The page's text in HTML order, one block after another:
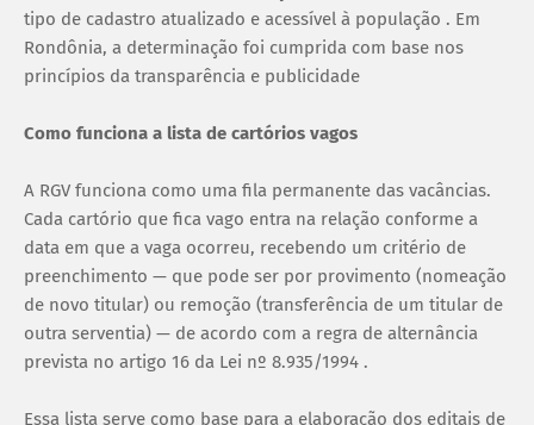
tipo de cadastro atualizado e acessível à população . Em
Rondônia, a determinação foi cumprida com base nos
princípios da transparência e publicidade
Como funciona a lista de cartórios vagos
A RGV funciona como uma fila permanente das vacâncias.
Cada cartório que fica vago entra na relação conforme a
data em que a vaga ocorreu, recebendo um critério de
preenchimento — que pode ser por provimento (nomeação
de novo titular) ou remoção (transferência de um titular de
outra serventia) — de acordo com a regra de alternância
prevista no artigo 16 da Lei nº 8.935/1994 .
Essa lista serve como base para a elaboração dos editais de